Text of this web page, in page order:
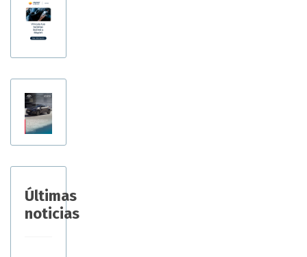
Últimas
noticias